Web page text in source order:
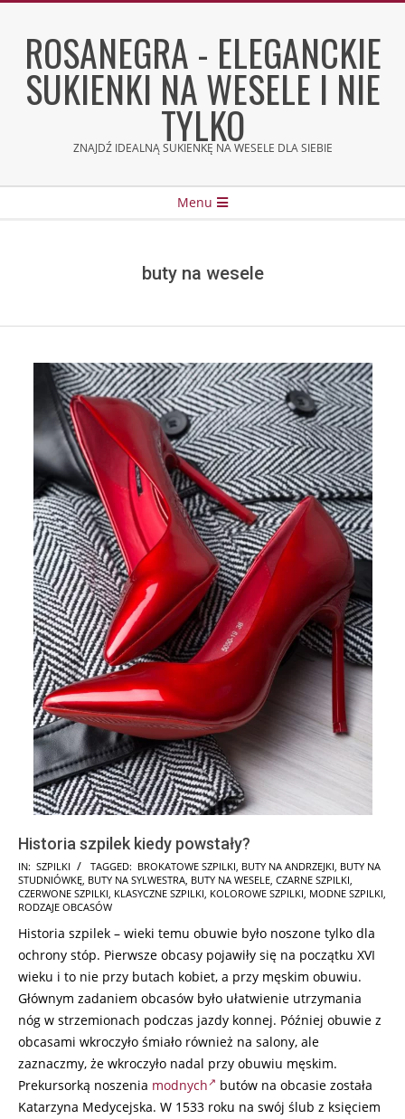
contentROSANEGRA - ELEGANCKIE
SUKIENKI NA WESELE I NIE
TYLKO
ZNAJDŹ IDEALNĄ SUKIENKĘ NA WESELE DLA SIEBIE
Menu
buty na wesele
Historia szpilek kiedy powstały?
2025-
10-
18
IN: SZPILKI TAGGED: BROKATOWE SZPILKI, BUTY NA ANDRZEJKI, BUTY NA
STUDNIÓWKĘ, BUTY NA SYLWESTRA, BUTY NA WESELE, CZARNE SZPILKI,
CZERWONE SZPILKI, KLASYCZNE SZPILKI, KOLOROWE SZPILKI, MODNE SZPILKI,
RODZAJE OBCASÓW
Historia szpilek – wieki temu obuwie było noszone tylko dla
ochrony stóp. Pierwsze obcasy pojawiły się na początku XVI
wieku i to nie przy butach kobiet, a przy męskim obuwiu.
Głównym zadaniem obcasów było ułatwienie utrzymania
nóg w strzemionach podczas jazdy konnej. Później obuwie z
obcasami wkroczyło śmiało również na salony, ale
zaznaczmy, że wkroczyło nadal przy obuwiu męskim.
Prekursorką noszenia modnych
butów na obcasie została
Katarzyna Medycejska. W 1533 roku na swój ślub z księciem